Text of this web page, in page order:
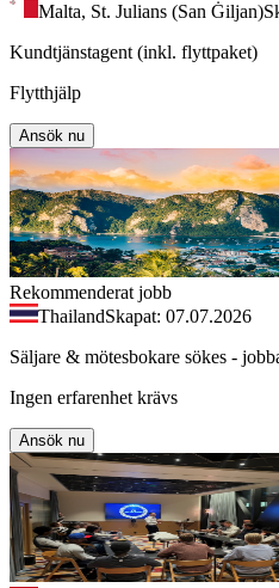
Malta, St. Julians (San Ġiljan)
Kundtjänstagent (inkl. flyttpaket)
Flytthjälp
Ansök nu
Rekommenderat jobb
ThailandSkapat: 07.07.2026
Säljare & mötesbokare sökes -
Ingen erfarenhet krävs
Ansök nu